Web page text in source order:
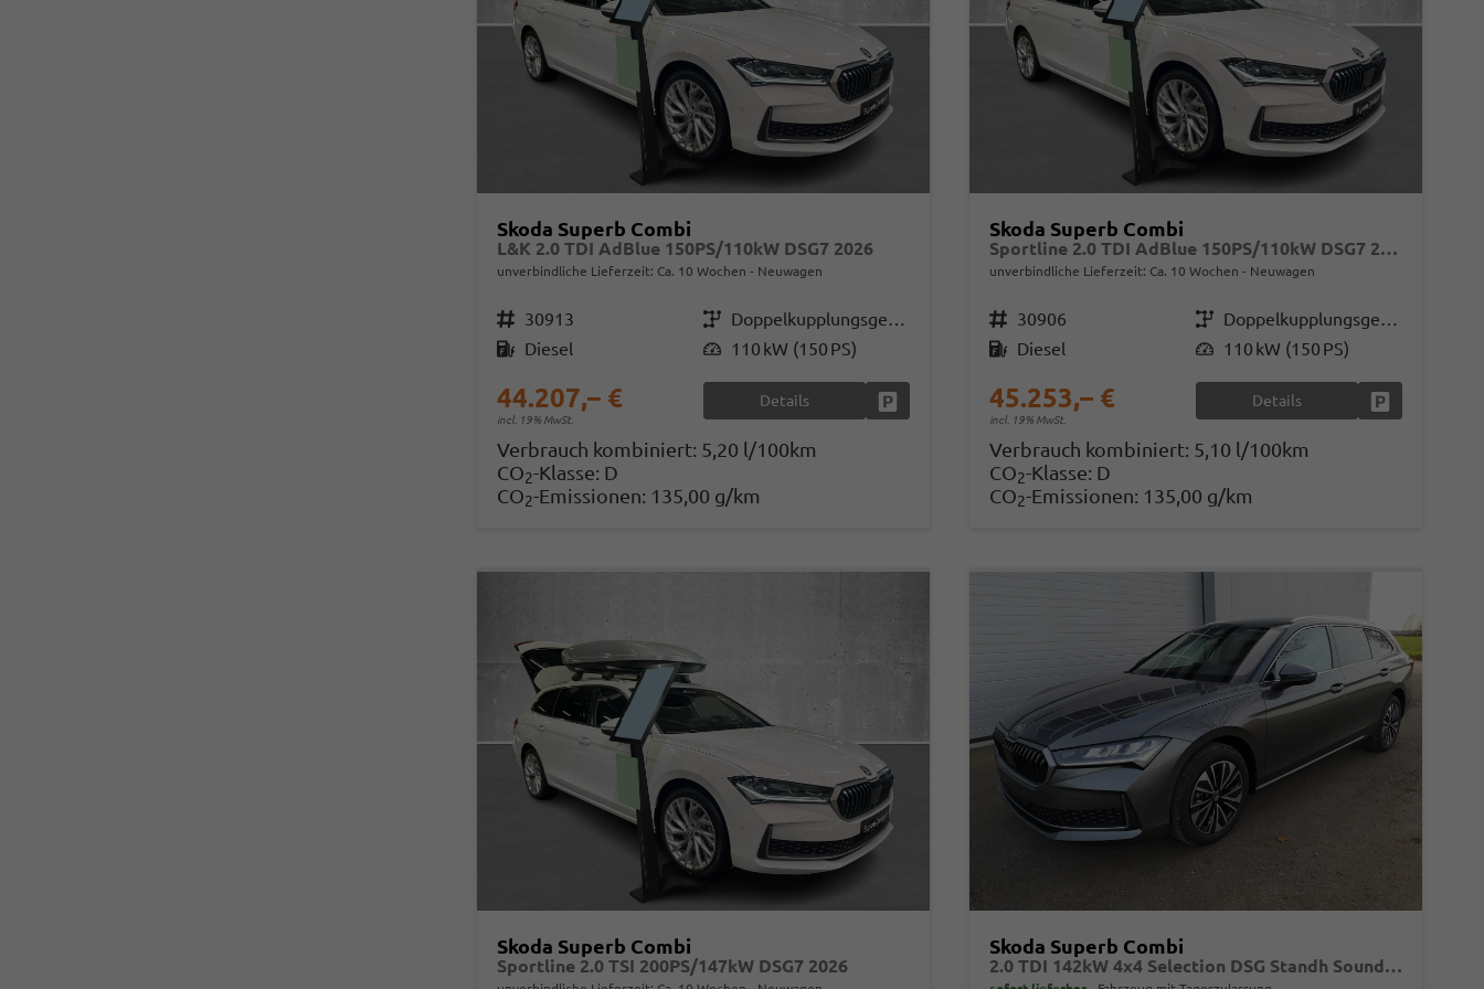
Skoda Superb Combi
L&K 2.0 TDI AdBlue 150PS/110kW DSG7 2026
unverbindliche Lieferzeit: Ca. 10 Wochen Neuwagen
Fahrzeugnr. 30913 Getriebe
Doppelkupplungsgetriebe (DSG)
Kraftstoff Diesel Leistung 110 kW (150 PS)
44.207,– €
incl. 19% MwSt.
Details Fahrzeug parken
Verbrauch kombiniert: 5,20 l/100km
CO2-Klasse: D
CO2-Emissionen: 135,00 g/km
Skoda Superb Combi
Sportline 2.0 TDI AdBlue 150PS/110kW DSG7 2026
unverbindliche Lieferzeit: Ca. 10 Wochen Neuwagen
Fahrzeugnr. 30906 Getriebe
Doppelkupplungsgetriebe (DSG)
Kraftstoff Diesel Leistung 110 kW (150 PS)
45.253,– €
incl. 19% MwSt.
Details
Verbrauch kombiniert: 5,10 l/100km
CO2-Klasse: D
CO2-Emissionen: 135,00 g/km
Skoda Superb Combi
Sportline 2.0 TSI 200PS/147kW DSG7 2026
Skoda Superb Combi
2.0 TDI 142kW 4x4 Selection DSG Standh Sound AHK 360 Head Up Pano